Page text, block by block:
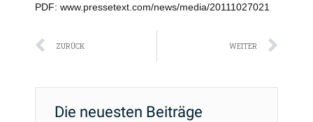
PDF: www.pressetext.com/news/media/20111027021
Zurück
ZURÜCK WEITER
Die neuesten Beiträge